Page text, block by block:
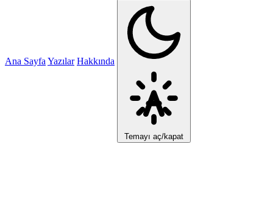
Ana Sayfa Yazılar Hakkında
Temayı aç/kapat